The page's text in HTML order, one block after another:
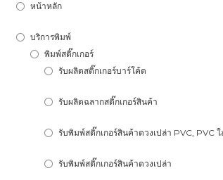
หน้าหลัก
บริการพิมพ์
พิมพ์สติ๊กเกอร์
รับผลิตสติ๊กเกอร์บาร์โค้ด
รับผลิตฉลากสติ๊กเกอร์สินค้า
รับพิมพ์สติ๊กเกอร์สินค้าดวงเปล่า PVC, PVC ใ
รับพิมพ์สติ๊กเกอร์สินค้าดวงเปล่า